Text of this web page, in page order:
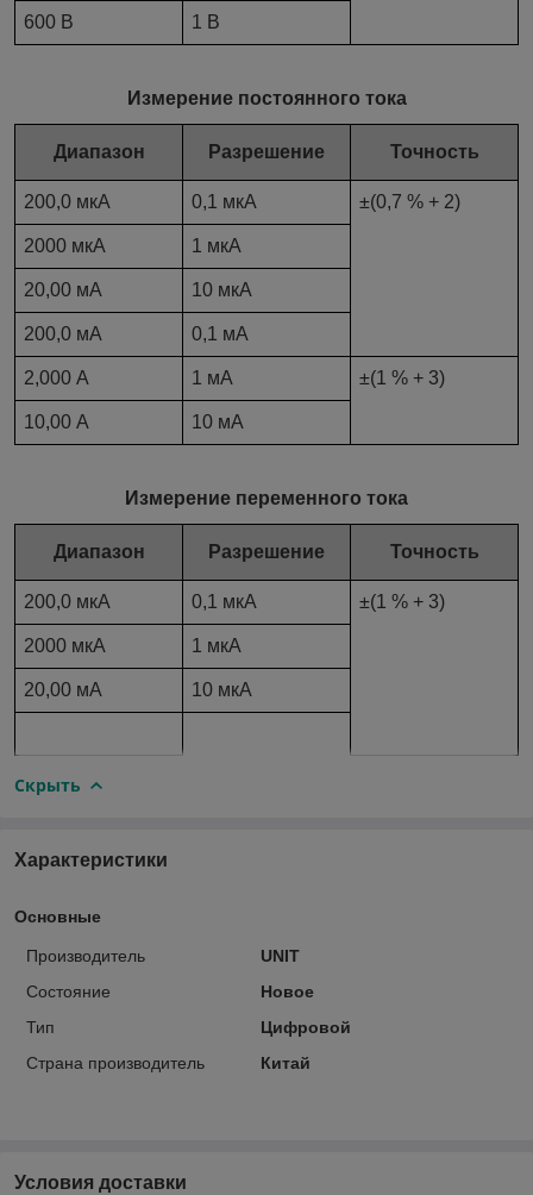
600 В 1 В
Измерение постоянного тока
Диапазон Разрешение Точность
200,0 мкА 0,1 мкА ±(0,7 % + 2)
2000 мкА 1 мкА
20,00 мА 10 мкА
200,0 мА 0,1 мА
2,000 А 1 мА ±(1 % + 3)
10,00 А 10 мА
Измерение переменного тока
Диапазон Разрешение Точность
200,0 мкА 0,1 мкА ±(1 % + 3)
2000 мкА 1 мкА
20,00 мА 10 мкА
Скрыть
Характеристики
Основные
Производитель
UNIT
Состояние
Новое
Тип
Цифровой
Страна производитель
Китай
Условия доставки